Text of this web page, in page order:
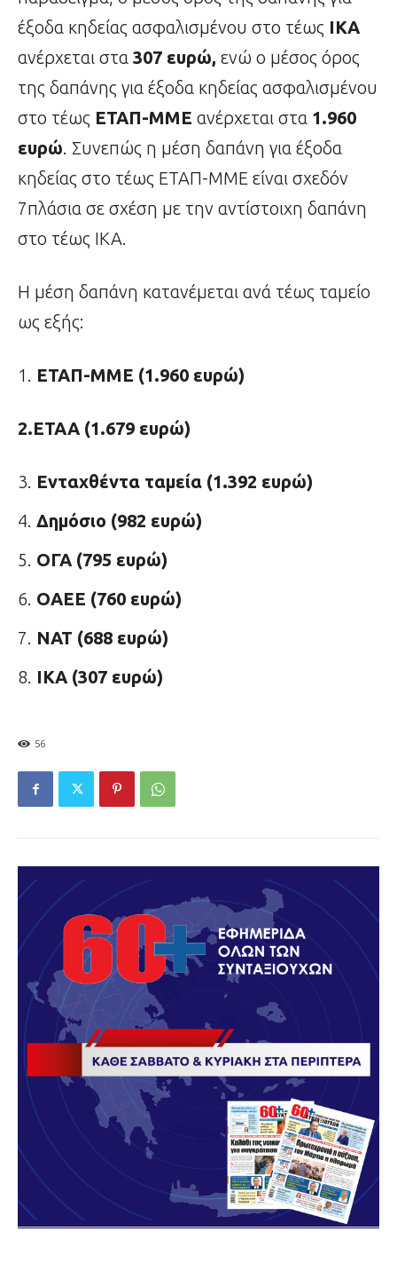
έξοδα κηδείας ασφαλισμένου στο τέως ΙΚΑ
ανέρχεται στα 307 ευρώ, ενώ ο μέσος όρος
της δαπάνης για έξοδα κηδείας ασφαλισμένου
στο τέως ΕΤΑΠ-ΜΜΕ ανέρχεται στα 1.960
ευρώ. Συνεπώς η μέση δαπάνη για έξοδα
κηδείας στο τέως ΕΤΑΠ-ΜΜΕ είναι σχεδόν
7πλάσια σε σχέση με την αντίστοιχη δαπάνη
στο τέως ΙΚΑ.
Η μέση δαπάνη κατανέμεται ανά τέως ταμείο
ως εξής:
ΕΤΑΠ-ΜΜΕ (1.960 ευρώ)
2.ΕΤΑΑ (1.679 ευρώ)
Ενταχθέντα ταμεία (1.392 ευρώ)
Δημόσιο (982 ευρώ)
ΟΓΑ (795 ευρώ)
ΟΑΕΕ (760 ευρώ)
ΝΑΤ (688 ευρώ)
ΙΚΑ (307 ευρώ)
56